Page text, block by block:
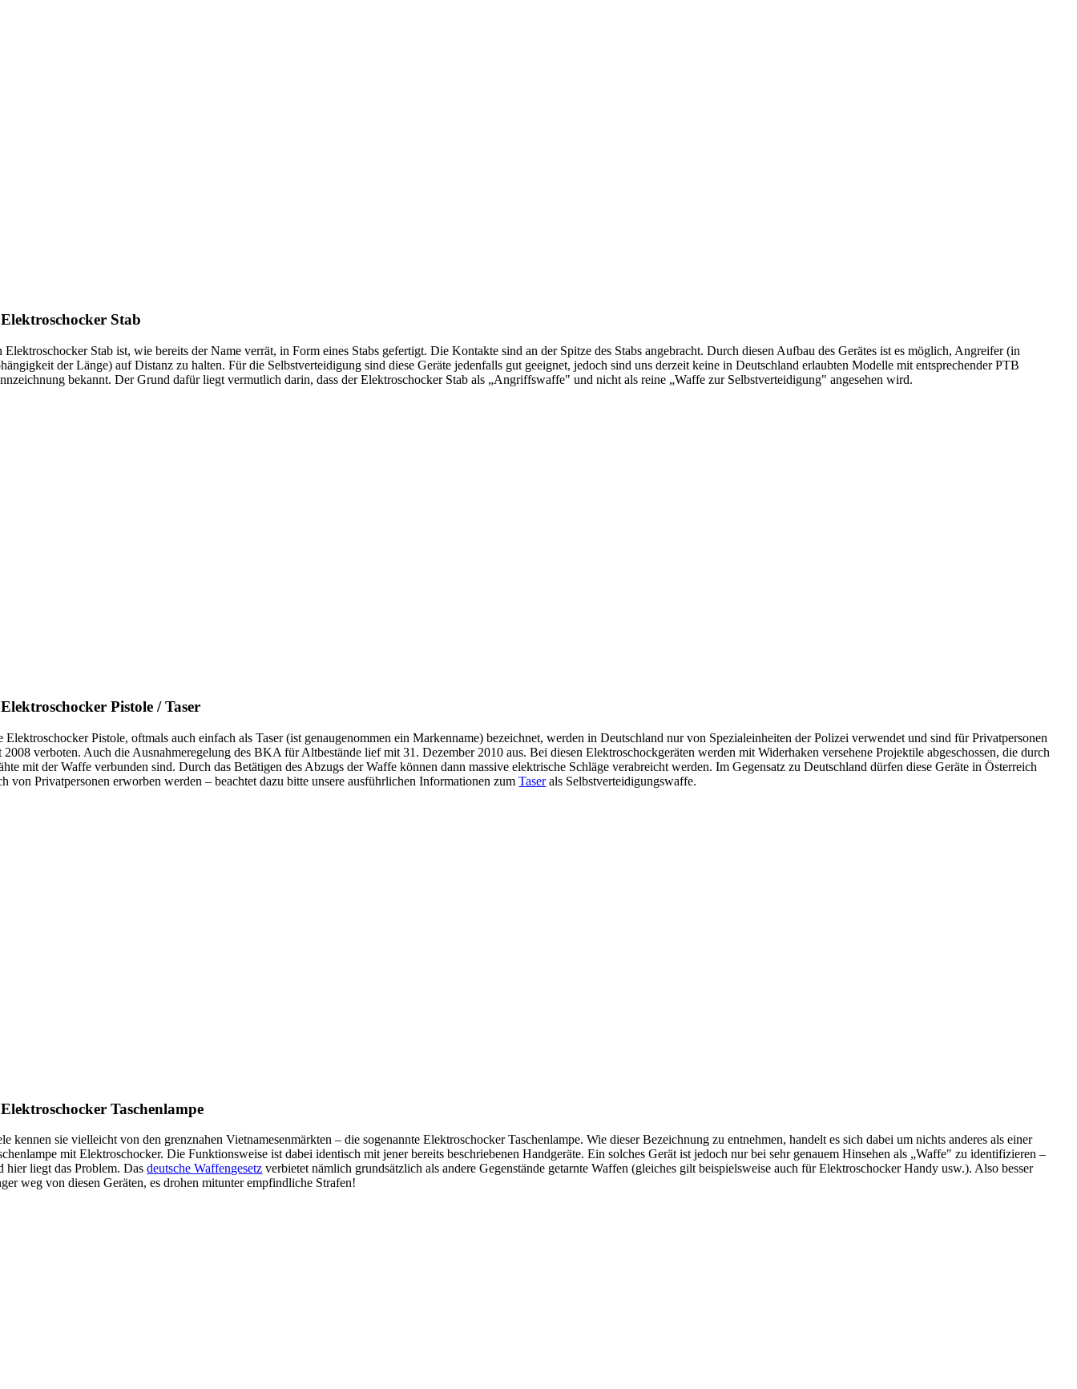
Stab
Elektroschocker Stab ist, wie bereits der Name verrät, in Form eines Stabs gefertigt. Die Kontakte sind an der Spitze des Stabs angebracht. Durch diesen Aufbau des Gerätes ist es möglich, Angreifer (in
der Länge) auf Distanz zu halten. Für die Selbstverteidigung sind diese Geräte jedenfalls gut geeignet, jedoch sind uns derzeit keine in Deutschland erlaubten Modelle mit entsprechender PTB
bekannt. Der Grund dafür liegt vermutlich darin, dass der Elektroschocker Stab als „Angriffswaffe" und nicht als reine „Waffe zur Selbstverteidigung" angesehen wird.
Pistole / Taser
Elektroschocker Pistole, oftmals auch einfach als Taser (ist genaugenommen ein Markenname) bezeichnet, werden in Deutschland nur von Spezialeinheiten der Polizei verwendet und sind für Privatpersonen
2008 verboten. Auch die Ausnahmeregelung des BKA für Altbestände lief mit 31. Dezember 2010 aus. Bei diesen Elektroschockgeräten werden mit Widerhaken versehene Projektile abgeschossen, die durch
mit der Waffe verbunden sind. Durch das Betätigen des Abzugs der Waffe können dann massive elektrische Schläge verabreicht werden. Im Gegensatz zu Deutschland dürfen diese Geräte in Österreich
von Privatpersonen erworben werden – beachtet dazu bitte unsere ausführlichen Informationen zumTaserals Selbstverteidigungswaffe.
Taschenlampe
kennen sie vielleicht von den grenznahen Vietnamesenmärkten – die sogenannte Elektroschocker Taschenlampe. Wie dieser Bezeichnung zu entnehmen, handelt es sich dabei um nichts anderes als einer
mit Elektroschocker. Die Funktionsweise ist dabei identisch mit jener bereits beschriebenen Handgeräte. Ein solches Gerät ist jedoch nur bei sehr genauem Hinsehen als „Waffe" zu identifizieren –
hier liegt das Problem. Dasdeutsche Waffengesetz verbietet nämlich grundsätzlich als andere Gegenstände getarnte Waffen (gleiches gilt beispielsweise auch für Elektroschocker Handy usw.). Also besser
weg von diesen Geräten, es drohen mitunter empfindliche Strafen!